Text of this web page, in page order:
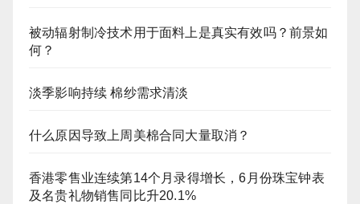
被动辐射制冷技术用于面料上是真实有效吗？前景如
何？
淡季影响持续 棉纱需求清淡
什么原因导致上周美棉合同大量取消？
香港零售业连续第14个月录得增长，6月份珠宝钟表
及名贵礼物销售同比升20.1%